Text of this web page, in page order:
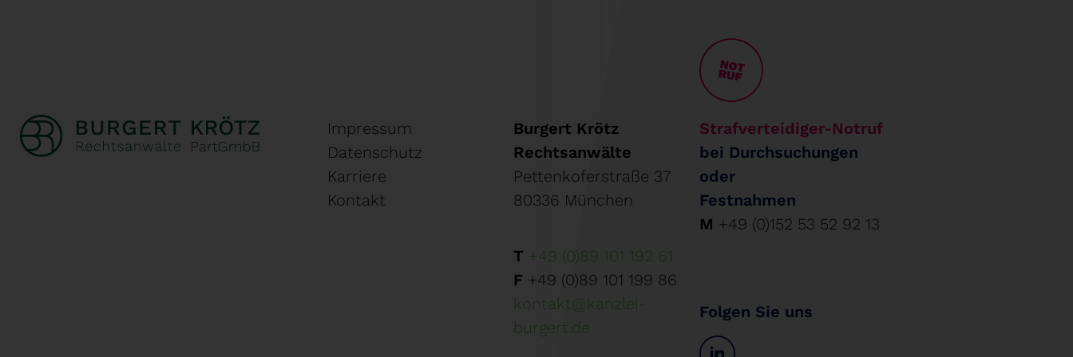
Impressum
Datenschutz
Karriere
Kontakt
Burgert Krötz
Rechtsanwälte
Pettenkoferstraße 37
80336 München
T +49 (0)89 101 192 61
F+49 (0)89 101 199 86
kontakt@kanzlei-
burgert.de
Strafverteidiger-Notruf
bei Durchsuchungen
oder
Festnahmen
M +49 (0)152 53 52 92 13
Folgen Sie uns